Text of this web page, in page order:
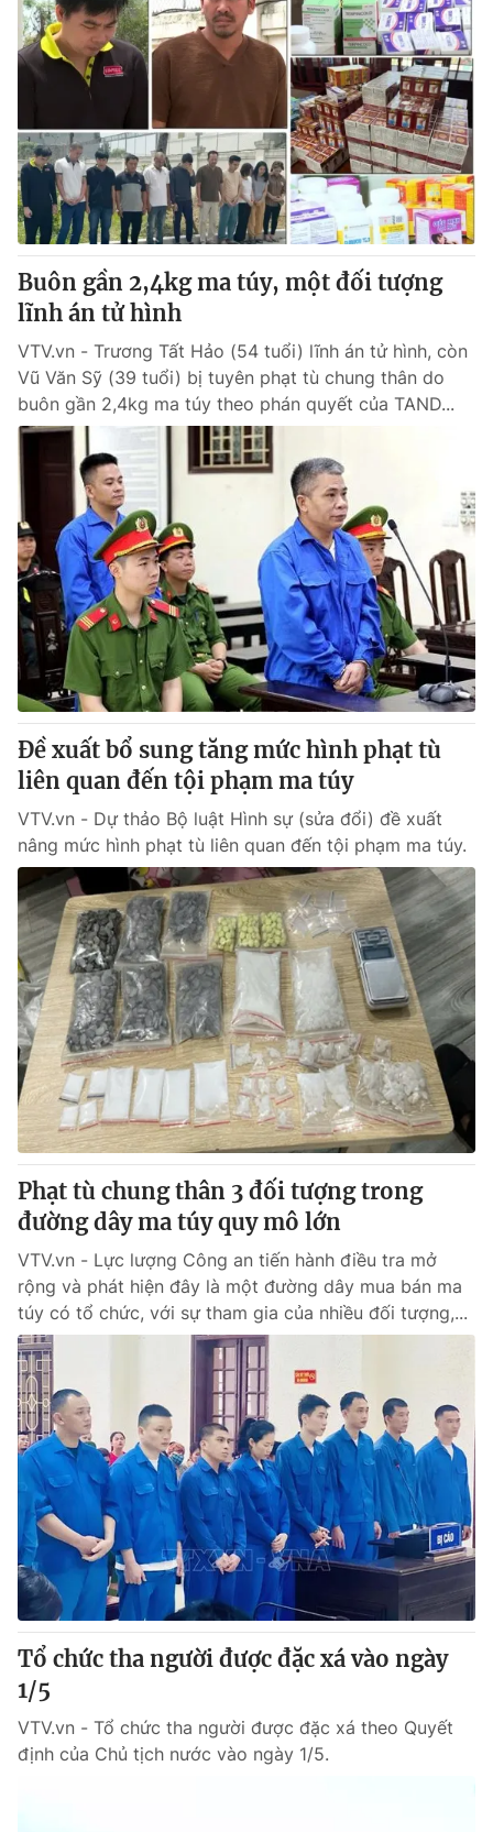
Buôn gần 2,4kg ma túy, một đối tượng
lĩnh án tử hình
VTV.vn - Trương Tất Hảo (54 tuổi) lĩnh án tử hình, còn
Vũ Văn Sỹ (39 tuổi) bị tuyên phạt tù chung thân do
buôn gần 2,4kg ma túy theo phán quyết của TAND...
Đề xuất bổ sung tăng mức hình phạt tù
liên quan đến tội phạm ma túy
VTV.vn - Dự thảo Bộ luật Hình sự (sửa đổi) đề xuất
nâng mức hình phạt tù liên quan đến tội phạm ma túy.
Phạt tù chung thân 3 đối tượng trong
đường dây ma túy quy mô lớn
VTV.vn - Lực lượng Công an tiến hành điều tra mở
rộng và phát hiện đây là một đường dây mua bán ma
túy có tổ chức, với sự tham gia của nhiều đối tượng,...
Tổ chức tha người được đặc xá vào ngày
1/5
VTV.vn - Tổ chức tha người được đặc xá theo Quyết
định của Chủ tịch nước vào ngày 1/5.